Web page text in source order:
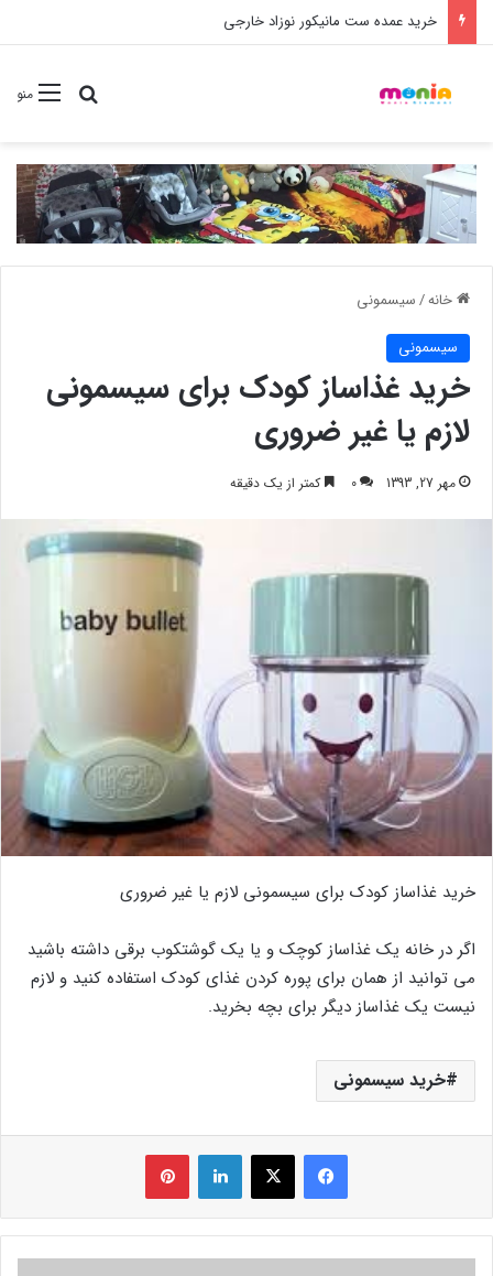
خرید شامپو سر و بدن 500 میل کودک موستلا
منوجستجو
خانه/سیسمونی
سیسمونی
خرید غذاساز کودک برای سیسمونی
لازم یا غیر ضروری
مهر 27, 1393 0 کمتر از یک دقیقه
خرید غذاساز کودک برای سیسمونی لازم یا غیر ضروری
اگر در خانه یک غذاساز کوچک و یا یک گوشتکوب برقی داشته باشید
می توانید از همان برای پوره کردن غذای کودک استفاده کنید و لازم
نیست یک غذاساز دیگر برای بچه بخرید.
خرید سیسمونی
فیس بوک X لینکدین ‫پین‌ترست